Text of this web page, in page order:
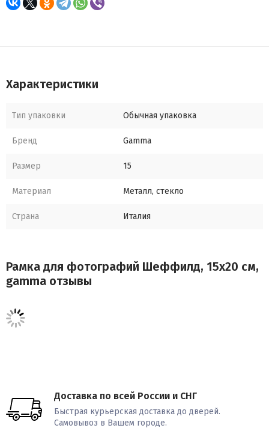
Характеристики
Тип упаковки Обычная упаковка
Бренд Gamma
Размер 15
Материал Металл, стекло
Страна Италия
Рамка для фотографий Шеффилд, 15x20 см,
gamma отзывы
Доставка по всей России и СНГ
Быстрая курьерская доставка до дверей.
Самовывоз в Вашем городе.